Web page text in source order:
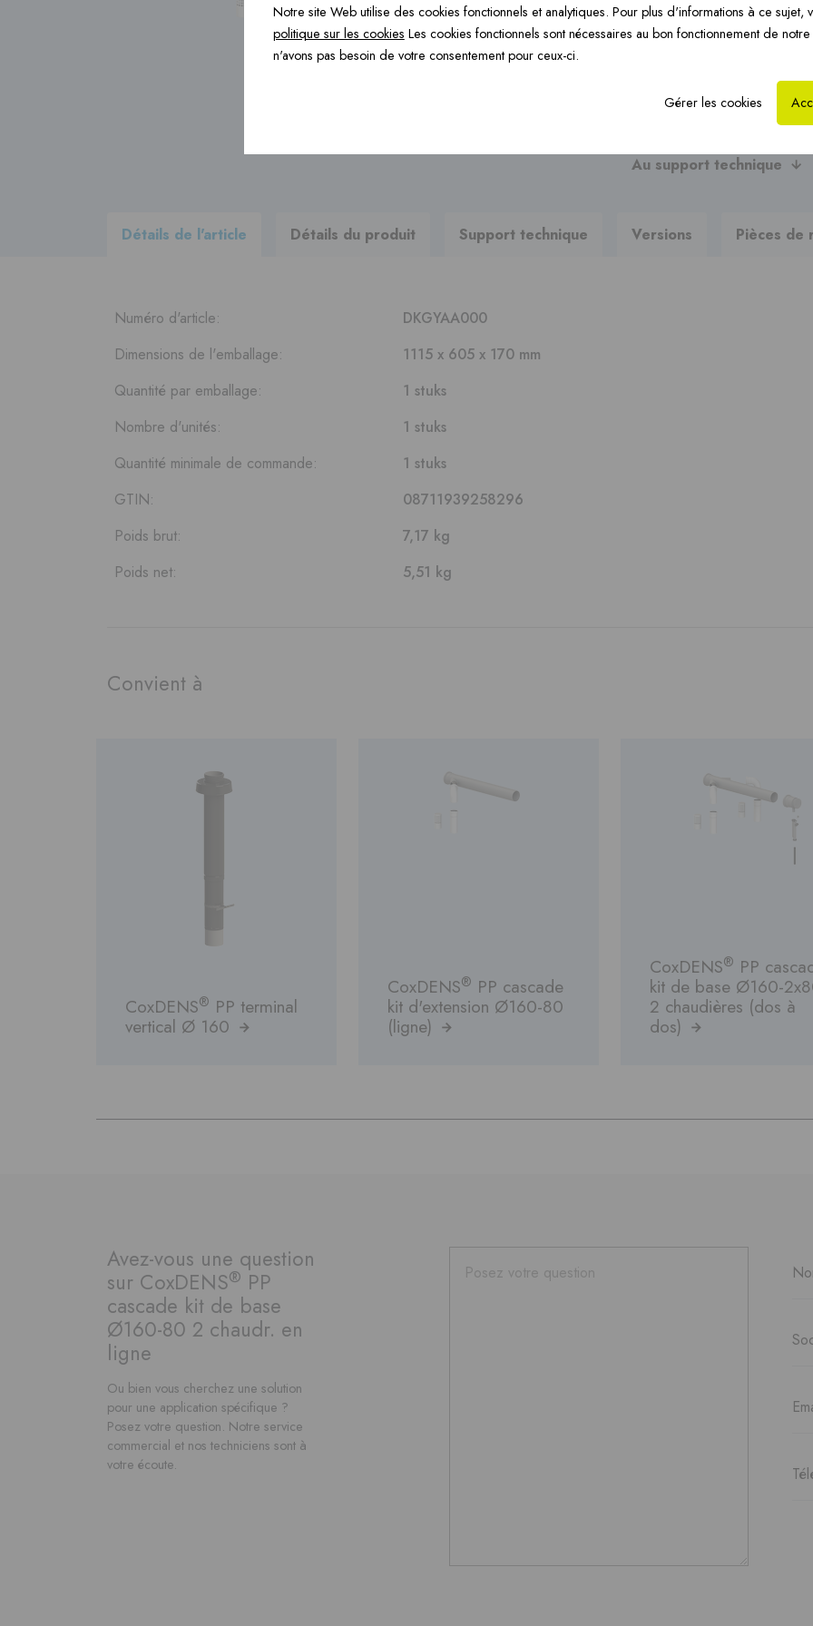
Produits de construction ›
notre progamme de livraison
Chauffage par le sol
›
CoxHYBRID PP 3CE ›
Vous recherchez des
Au support technique
Détails de l'article Détails du produit Support technique Versions Pièces de
Numéro d'article:
DKGYAA000
Dimensions de l'emballage:
1115 x 605 x 170 mm
Quantité par emballage:
1 stuks
Nombre d'unités:
1 stuks
Quantité minimale de commande:
1 stuks
GTIN:
08711939258296
Poids brut:
7,17 kg
Poids net:
5,51 kg
Convient à
CoxDENS® PP terminal
vertical Ø 160
CoxDENS® PP cascade
kit d'extension Ø160-80
(ligne)
CoxDENS® PP
kit de base Ø160-
2 chaudières (dos à
dos)
Avez-vous une question
sur CoxDENS® PP
cascade kit de base
Ø160-80 2 chaudr. en
ligne
Ou bien vous cherchez une solution
pour une application spécifique ?
Posez votre question. Notre service
commercial et nos techniciens sont à
votre écoute.
Notre site Web utilise des cookies fonctionnels et analytiques. Pour plus d'informations à ce sujet,
politique sur les cookies Les cookies fonctionnels sont nécessaires au bon fonctionnement de
n'avons pas besoin de votre consentement pour ceux-ci.
Gérer les cookies